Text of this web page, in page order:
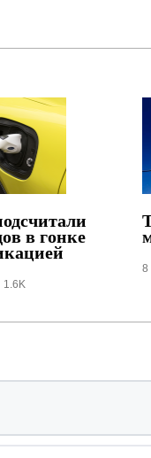
в гонке
1.6K
8